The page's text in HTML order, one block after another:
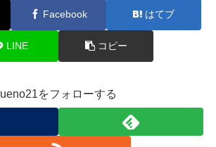
Facebook はてブ
LINE コピー
ueno21をフォローする